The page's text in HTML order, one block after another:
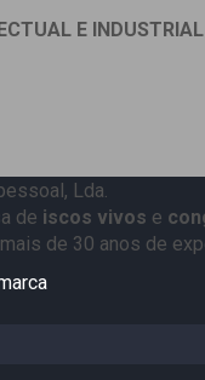
E INDUSTRIAL
de iscos vivos e
de 30 anos de